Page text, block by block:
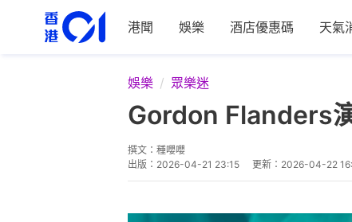
港聞 娛樂 酒店優惠碼 天氣
娛樂 眾樂迷
Gordon Flanders
撰文： 種嚶嚶
出版： 2026-04-21 23:15 更新： 2026-04-22